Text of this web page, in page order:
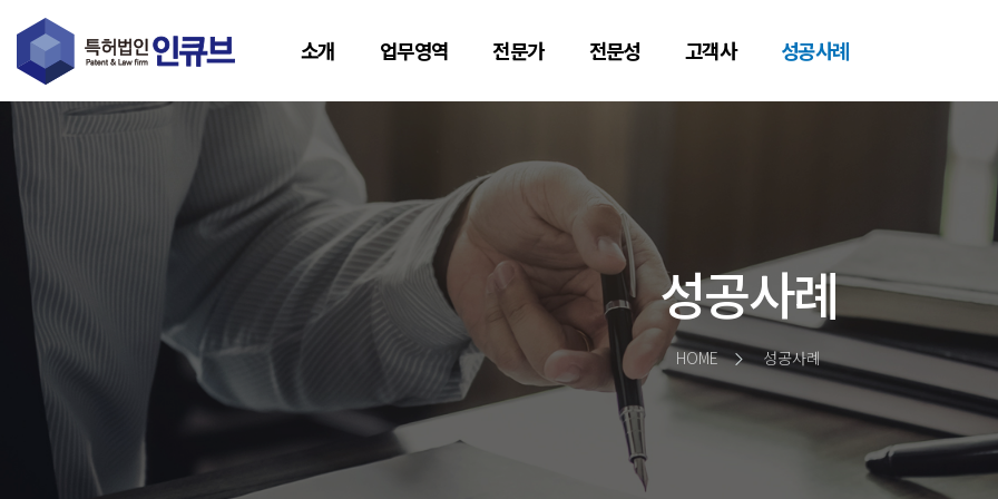
소개 업무영역 전문가 전문성 고객사 성공사례
성공사례
HOME 성공사례